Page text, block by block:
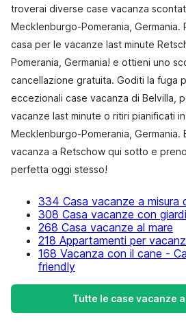
troverai diverse case vacanza
Mecklenburgo-Pomerania, Germania.
casa per le vacanze last minute
Pomerania, Germania! e ottieni uno
cancellazione gratuita. Goditi la fuga
eccezionali case vacanza di Belvilla,
vacanze last minute o ritiri pianificati
Mecklenburgo-Pomerania, Germania.
vacanza a Retschow qui sotto e
perfetta oggi stesso!
334 Casa vacanze a misura
308 Casa vacanze con
268 Casa vacanze al mare
218 Appartamenti per
168 Vacanza con il cane -
friendly
Tutte le case vacanze